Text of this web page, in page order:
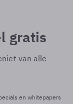
gratis
van alle
en whitepapers